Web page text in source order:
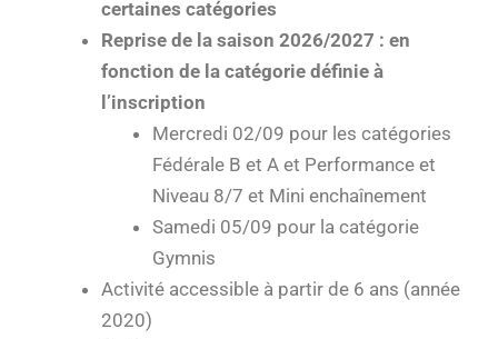
certaines catégories
Reprise de la saison 2026/2027 : en
fonction de la catégorie définie à
l’inscription
Mercredi 02/09 pour les catégories
Fédérale B et A et Performance et
Niveau 8/7 et Mini enchaînement
Samedi 05/09 pour la catégorie
Gymnis
Activité accessible à partir de 6 ans (année
2020)